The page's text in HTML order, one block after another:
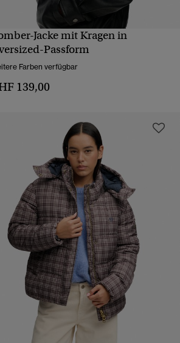
SCHNELLANSICHT
Jacke mit Kragen in
Passform
Farben verfügbar
139,00